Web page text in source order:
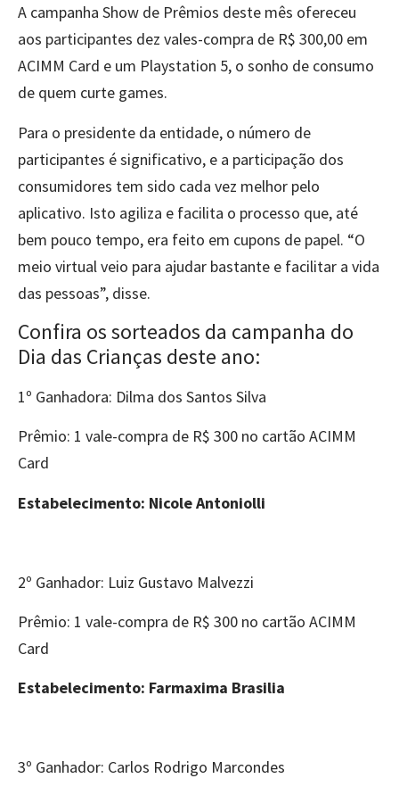
A campanha Show de Prêmios deste mês ofereceu
aos participantes dez vales-compra de R$ 300,00 em
ACIMM Card e um Playstation 5, o sonho de consumo
de quem curte games.
Para o presidente da entidade, o número de
participantes é significativo, e a participação dos
consumidores tem sido cada vez melhor pelo
aplicativo. Isto agiliza e facilita o processo que, até
bem pouco tempo, era feito em cupons de papel. “O
meio virtual veio para ajudar bastante e facilitar a vida
das pessoas”, disse.
Confira os sorteados da campanha do
Dia das Crianças deste ano:
1º Ganhadora: Dilma dos Santos Silva
Prêmio: 1 vale-compra de R$ 300 no cartão ACIMM
Card
Estabelecimento: Nicole Antoniolli
2º Ganhador: Luiz Gustavo Malvezzi
Prêmio: 1 vale-compra de R$ 300 no cartão ACIMM
Card
Estabelecimento: Farmaxima Brasilia
3º Ganhador: Carlos Rodrigo Marcondes